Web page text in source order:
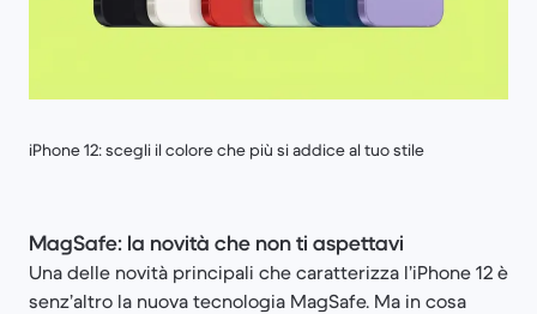
iPhone 12: scegli il colore che più si addice al tuo stile
MagSafe: la novità che non ti aspettavi
Una delle novità principali che caratterizza l’iPhone 12 è
senz’altro la nuova tecnologia MagSafe. Ma in cosa